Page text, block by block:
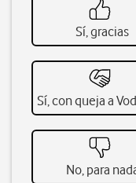
Sí, gracias
Sí, con queja a
No, para